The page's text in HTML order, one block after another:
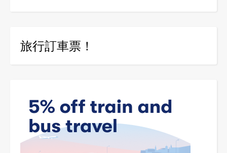
旅行訂車票！